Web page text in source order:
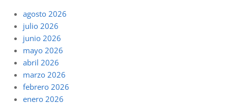
agosto 2026
julio 2026
junio 2026
mayo 2026
abril 2026
marzo 2026
febrero 2026
enero 2026